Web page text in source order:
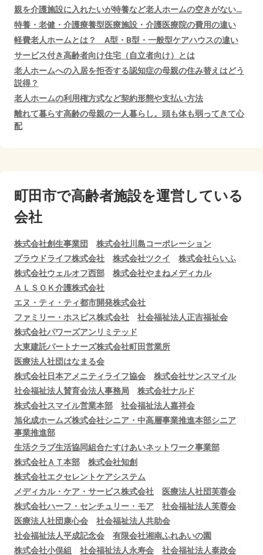
親を介護施設に入れたいが特養など老人ホームの空きがない…
特養・老健・介護療養型医療施設・介護医療院の費用の違い
軽費老人ホームとは？ A型・B型・一般型ケアハウスの違い
サービス付き高齢者向け住宅（自立者向け）とは
老人ホームへの入居を拒否する認知症の母親の住み替えはどう
説得？
老人ホームの利用権方式など契約形態や支払い方法
離れて暮らす高齢の母親の一人暮らし。頭も体も弱ってきて心
配
町田市で高齢者施設を運営している
会社
株式会社創生事業団
株式会社川島コーポレーション
プラウドライフ株式会社
株式会社ツクイ
株式会社らいふ
株式会社ウェルオフ西部
株式会社やまねメディカル
ＡＬＳＯＫ介護株式会社
エヌ・ティ・ティ都市開発株式会社
ファミリー・ホスピス株式会社
社会福祉法人正吉福祉会
株式会社パワーズアンリミテッド
大東建託パートナーズ株式会社町田営業所
医療法人社団はなまる会
株式会社日本アメニティライフ協会
株式会社サンスマイル
社会福祉法人賛育会法人事務局
株式会社ナルド
株式会社スマイル営業本部
社会福祉法人嘉祥会
旭化成ホームズ株式会社シニア・中高層事業推進本部シニア
事業推進部
生活クラブ生活協同組合たすけあいネットワーク事業部
株式会社ＡＴ本部
株式会社知創
株式会社エクセレントケアシステム
メディカル・ケア・サービス株式会社
医療法人社団芙蓉会
株式会社ハーフ・センチュリー・モア
社会福祉法人芙蓉会
医療法人社団康心会
社会福祉法人共助会
社会福祉法人平成記念会
有限会社湘南ふれあいの園
株式会社小俣組
社会福祉法人永寿会
社会福祉法人泰政会